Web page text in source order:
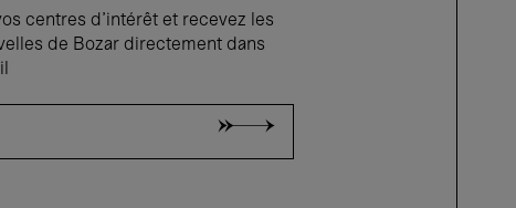
centres d'intérêt et recevez les
de Bozar directement dans